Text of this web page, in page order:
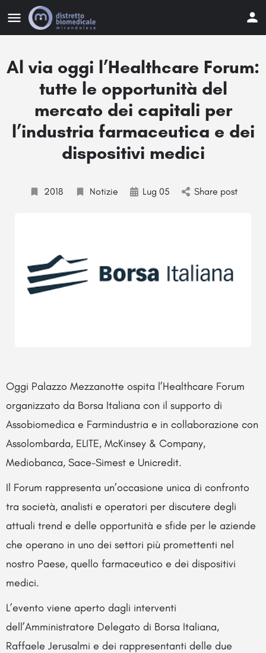
Al via oggi l’Healthcare Forum:
tutte le opportunità del
mercato dei capitali per
l’industria farmaceutica e dei
dispositivi medici
2018 Notizie Lug 05 Share post
Oggi Palazzo Mezzanotte ospita l’Healthcare Forum
organizzato da Borsa Italiana con il supporto di
Assobiomedica e Farmindustria e in collaborazione con
Assolombarda, ELITE, McKinsey & Company,
Mediobanca, Sace-Simest e Unicredit.
Il Forum rappresenta un’occasione unica di confronto
tra società, analisti e operatori per discutere degli
attuali trend e delle opportunità e sfide per le aziende
che operano in uno dei settori più promettenti nel
nostro Paese, quello farmaceutico e dei dispositivi
medici.
L’evento viene aperto dagli interventi
dell’Amministratore Delegato di Borsa Italiana,
Raffaele Jerusalmi e dei rappresentanti delle due